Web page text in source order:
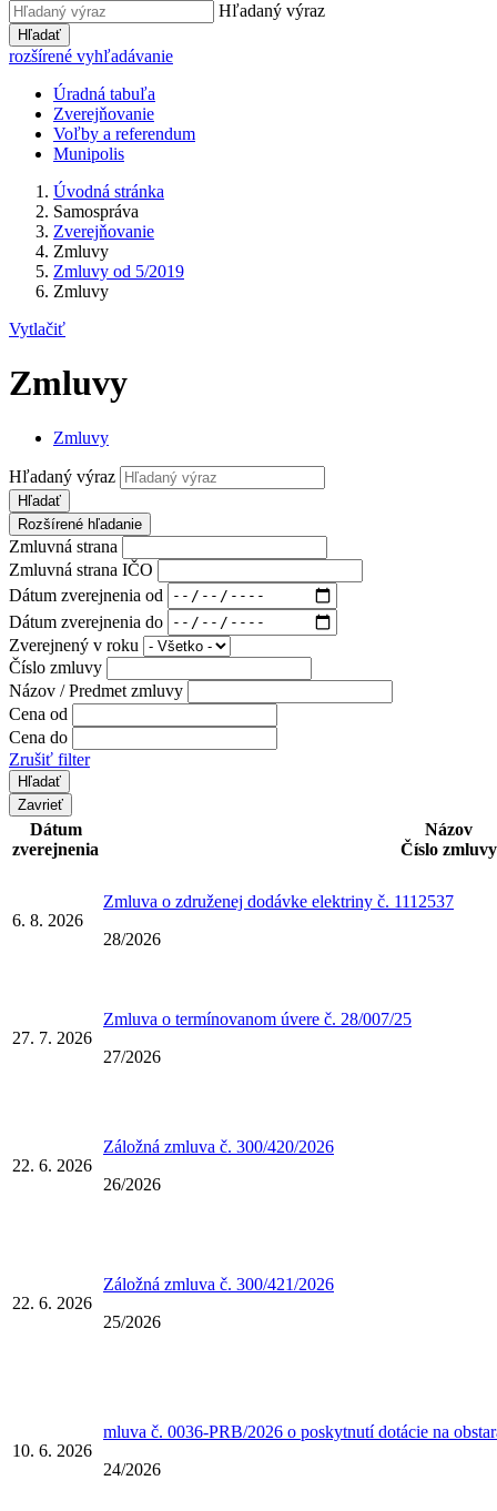
Hľadaný výraz
Hľadať
rozšírené vyhľadávanie
Úradná tabuľa
Zverejňovanie
Voľby a referendum
Munipolis
Úvodná stránka
Samospráva
Zverejňovanie
Zmluvy
Zmluvy od 5/2019
Zmluvy
Vytlačiť
Zmluvy
Zmluvy
Hľadaný výraz
Hľadať
Rozšírené hľadanie
Zmluvná strana
Zmluvná strana IČO
Dátum zverejnenia od
Dátum zverejnenia do
Zverejnený v roku
Číslo zmluvy
Názov / Predmet zmluvy
Cena od
Cena do
Zrušiť filter
Zavrieť
Dátum
zverejnenia
Názov
Číslo zmluvy
6. 8. 2026
Zmluva o združenej dodávke elektriny č. 1112537
28/2026
27. 7. 2026
Zmluva o termínovanom úvere č. 28/007/25
27/2026
22. 6. 2026
Záložná zmluva č. 300/420/2026
26/2026
22. 6. 2026
Záložná zmluva č. 300/421/2026
25/2026
10. 6. 2026
mluva č. 0036-PRB/2026 o poskytnutí dotácie na
24/2026